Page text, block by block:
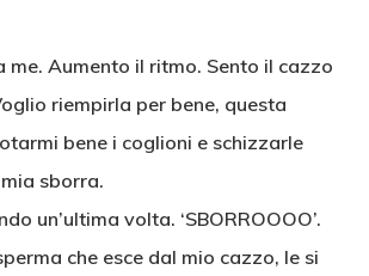
me. Aumento il ritmo. Sento il cazzo
riempirla per bene, questa
bene i coglioni e schizzarle
sborra.
un’ultima volta. ‘SBORROOOO’.
che esce dal mio cazzo, le si